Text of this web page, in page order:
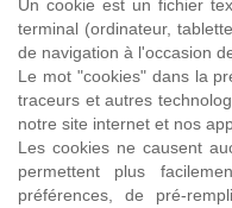
Un cookie est un fichier
terminal (ordinateur,
de navigation à l'occasion
Le mot "cookies" dans la
traceurs et autres
notre site internet et nos
Les cookies ne causent
permettent plus
préférences, de pré-